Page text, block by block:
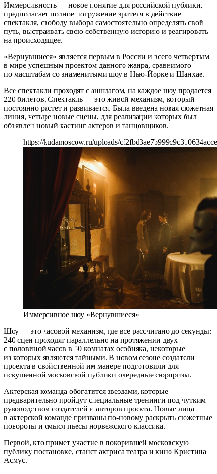
Иммерсивность — новое понятие для российской публики,
предполагает полное погружение зрителя в действие
спектакля, свободу выбора самостоятельно определять свой
путь, выстраивать свою собственную историю и реагировать
на происходящее.
«Вернувшиеся» является первым в России и всего четвертым
в мире успешным проектом данного жанра, сравнимого
по масштабам со знаменитыми шоу в Нью-Йорке и Шанхае.
Все спектакли проходят с аншлагом, на каждое шоу продается
220 билетов. Спектакль — это живой механизм, который
постоянно растет и развивается. Была введена новая сюжетная
линия, четыре новые сцены, для реализации которых был
объявлен новый кастинг актеров и танцовщиков.
https://kudamoscow.ru/uploads/
Иммерсивное шоу «Вернувшиеся»
Шоу — это часовой механизм, где все рассчитано до секунды:
240 сцен проходят параллельно на протяжении двух
с половиной часов в 50 комнатах особняка, некоторые
из которых являются тайными. В новом сезоне создатели
проекта в свойственной им манере подготовили для
искушенной московской публики очередные сюрпризы.
Актерская команда обогатится звездами, которые
предварительно пройдут специальные тренинги под чутким
руководством создателей и авторов проекта. Новые лица
в актерской команде призваны по-новому раскрыть сюжетные
повороты и смысл пьесы норвежского классика.
Первой, кто примет участие в покорившей московскую
публику постановке, станет актриса театра и кино Кристина
Асмус.